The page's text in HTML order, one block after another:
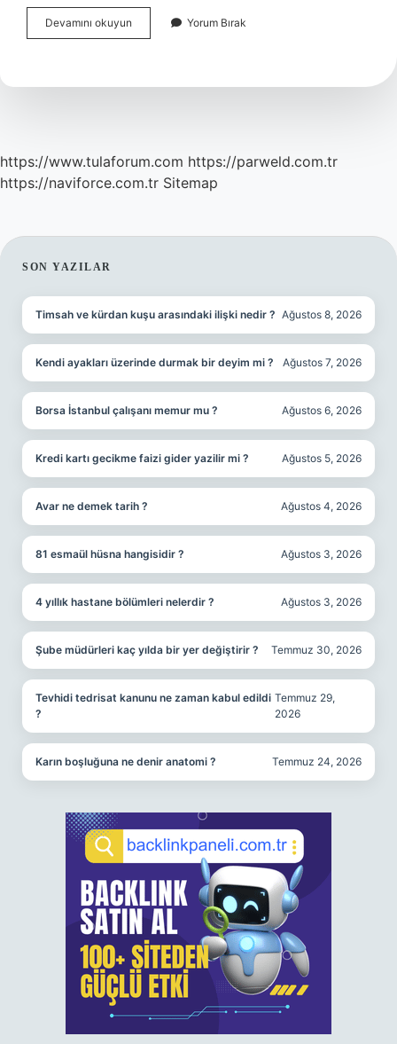
Devamını okuyun
Yüzyılda
Osmanlı
Yorum Bırak
https://www.tulaforum.com https://parweld.com.tr
https://naviforce.com.tr Sitemap
SIDEBAR
SON YAZILAR
Timsah ve kürdan kuşu arasındaki ilişki nedir ? Ağustos 8, 2026
Kendi ayakları üzerinde durmak bir deyim mi ? Ağustos 7, 2026
Borsa İstanbul çalışanı memur mu ? Ağustos 6, 2026
Kredi kartı gecikme faizi gider yazilir mi ? Ağustos 5, 2026
Avar ne demek tarih ? Ağustos 4, 2026
81 esmaül hüsna hangisidir ? Ağustos 3, 2026
4 yıllık hastane bölümleri nelerdir ? Ağustos 3, 2026
Şube müdürleri kaç yılda bir yer değiştirir ? Temmuz 30, 2026
Tevhidi tedrisat kanunu ne zaman kabul edildi
?
Temmuz 29,
2026
Karın boşluğuna ne denir anatomi ? Temmuz 24, 2026